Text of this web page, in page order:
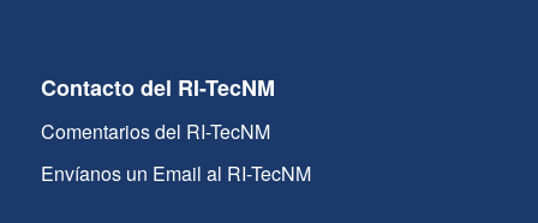
Contacto del RI-TecNM
Comentarios del RI-TecNM
Envíanos un Email al RI-TecNM